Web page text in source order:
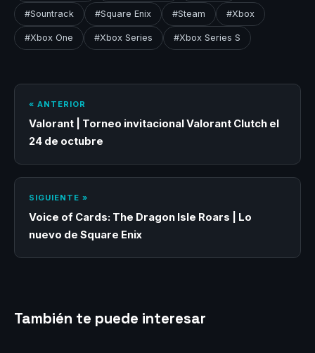
#Sountrack #Square Enix #Steam #Xbox
#Xbox One #Xbox Series #Xbox Series S
« ANTERIOR
Valorant | Torneo invitacional Valorant Clutch el
24 de octubre
SIGUIENTE »
Voice of Cards: The Dragon Isle Roars | Lo
nuevo de Square Enix
También te puede interesar